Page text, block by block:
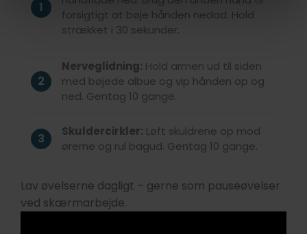
1
forsigtigt at bøje hånden nedad. Hold
strækket i 30 sekunder.
2
Nerveglidning: Hold armen ud til siden
med bøjede albue og vip hånden op og
ned. Gentag 10 gange.
3 Skuldercirkler: Løft skuldrene op mod
ørerne og rul bagud. Gentag 10 gange.
Lav øvelserne dagligt – gerne som pauseøvelser
ved skærmarbejde.